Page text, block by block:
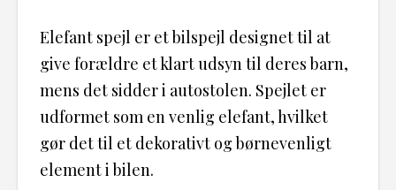
Elefant spejl er et bilspejl designet til at
give forældre et klart udsyn til deres barn,
mens det sidder i autostolen. Spejlet er
udformet som en venlig elefant, hvilket
gør det til et dekorativt og børnevenligt
element i bilen.